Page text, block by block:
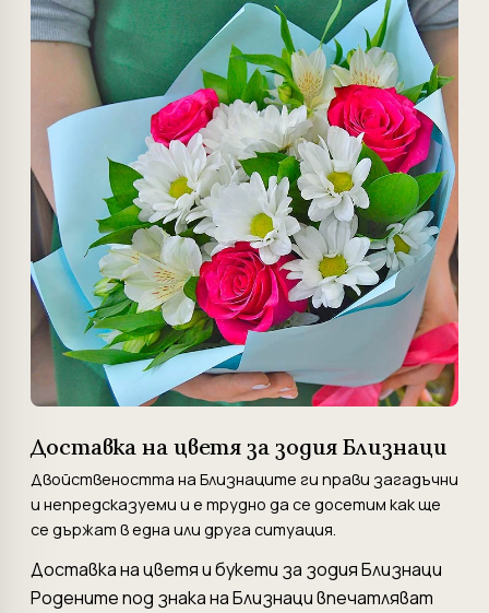
Доставка на цветя за зодия Близнаци
Двойствеността на Близнаците ги прави загадъчни
и непредсказуеми и е трудно да се досетим как ще
се държат в една или друга ситуация.
Доставка на цветя и букети за зодия Близнаци
Родените под знака на Близнаци впечатляват